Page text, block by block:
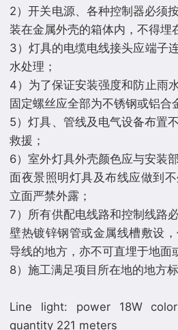
2）开关电源、各种控制器必须
装在金属外壳的箱体内，不得埋
3）灯具的电缆电线接头应端子
水处理；
4）为了保证安装强度和防止雨
固定螺丝应全部为不锈钢或铝合
5）灯具、管线及电气设备布置
救援；
6）室外灯具外壳颜色应与安装
面夜景照明灯具及布线应做到
立面严禁外露；
7）所有供配电线路和控制线路
壁热镀锌钢管或金属线槽敷设
导线的地方，亦不可直埋于地面
8）施工满足项目所在地的地方
Line light: power 18W
quantity 221 meters